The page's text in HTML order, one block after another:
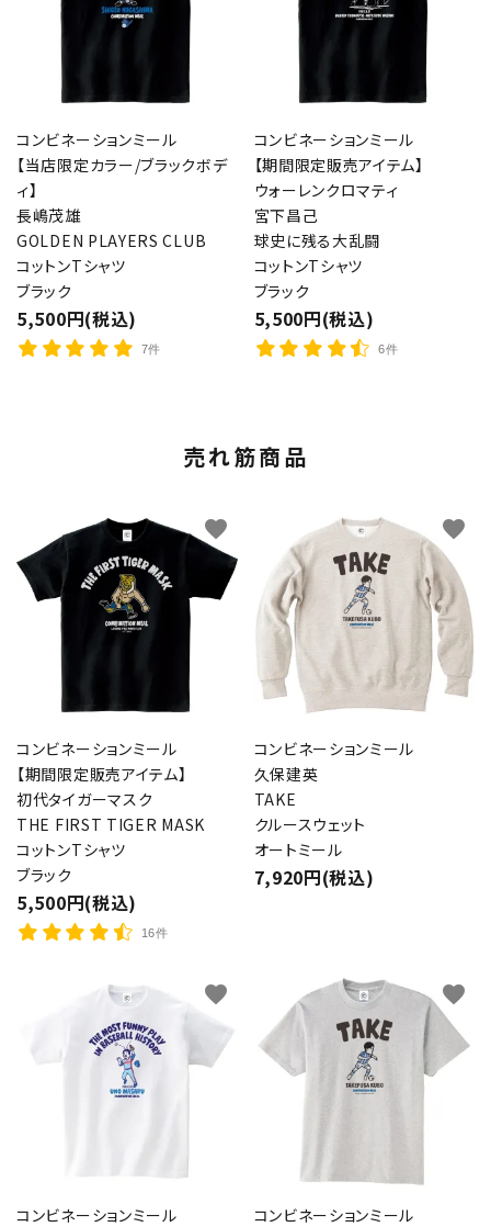
コンビネーションミール
【当店限定カラー/ブラックボデ
ィ】
長嶋茂雄
GOLDEN PLAYERS CLUB
コットンTシャツ
ブラック
5,500円(税込)
7件
コンビネーションミール
【期間限定販売アイテム】
ウォーレンクロマティ
宮下昌己
球史に残る大乱闘
コットンTシャツ
ブラック
5,500円(税込)
6件
売れ筋商品
コンビネーションミール
【期間限定販売アイテム】
初代タイガーマスク
THE FIRST TIGER MASK
コットンTシャツ
ブラック
5,500円(税込)
16件
favorite
コンビネーションミール
久保建英
TAKE
クルースウェット
オートミール
7,920円(税込)
favorite
コンビネーションミール
favorite
コンビネーションミール
favorite